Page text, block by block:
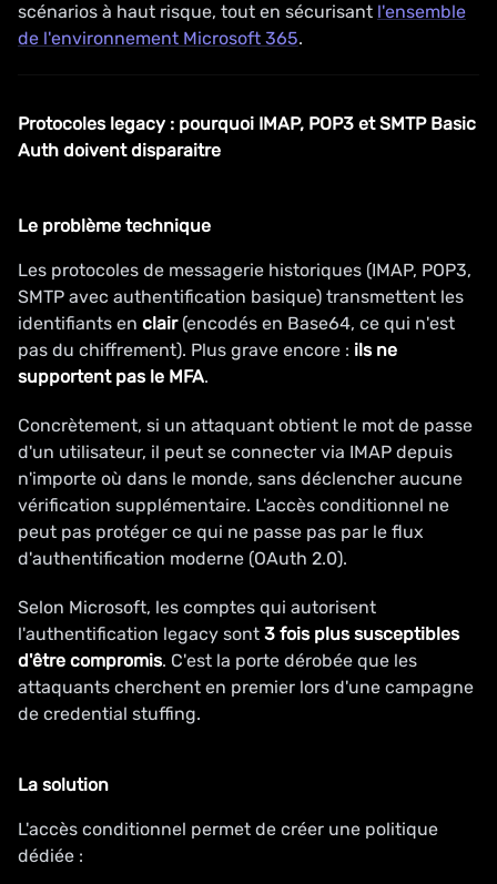
scénarios à haut risque, tout en sécurisant l'ensemble
de l'environnement Microsoft 365.
Protocoles legacy : pourquoi IMAP, POP3 et SMTP Basic
Auth doivent disparaitre
Le problème technique
Les protocoles de messagerie historiques (IMAP, POP3,
SMTP avec authentification basique) transmettent les
identifiants en clair(encodés en Base64, ce qui n'est
pas du chiffrement). Plus grave encore : ils ne
supportent pas le MFA.
Concrètement, si un attaquant obtient le mot de passe
d'un utilisateur, il peut se connecter via IMAP depuis
n'importe où dans le monde, sans déclencher aucune
vérification supplémentaire. L'accès conditionnel ne
peut pas protéger ce qui ne passe pas par le flux
d'authentification moderne (OAuth 2.0).
Selon Microsoft, les comptes qui autorisent
l'authentification legacy sont 3 fois plus susceptibles
d'être compromis. C'est la porte dérobée que les
attaquants cherchent en premier lors d'une campagne
de credential stuffing.
La solution
L'accès conditionnel permet de créer une politique
dédiée :